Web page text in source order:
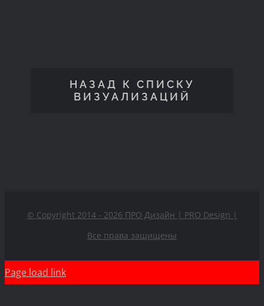
НАЗАД К СПИСКУ
ВИЗУАЛИЗАЦИЙ
© Copyright 2014 - 2026 ПРО Дизайн | PRO Design |
Все права защищены
Page load link